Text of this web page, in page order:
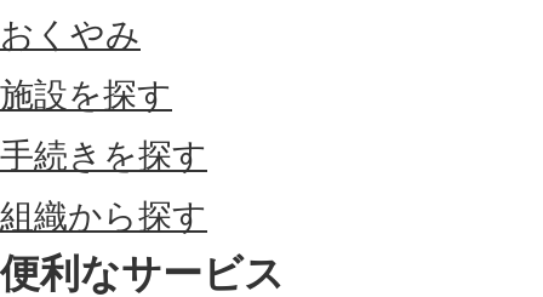
おくやみ
施設を探す
手続きを探す
組織から探す
便利なサービス